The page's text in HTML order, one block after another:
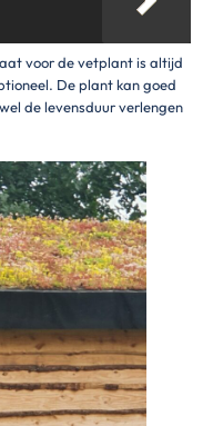
voor de vetplant is altijd
De plant kan goed
de levensduur verlengen